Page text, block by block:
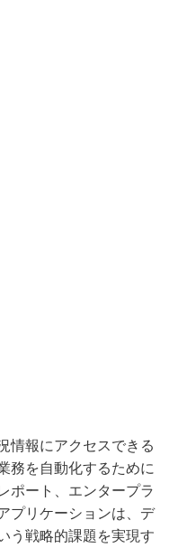
情報にアクセスできる
務を自動化するために
ポート、エンタープラ
プリケーションは、デ
う戦略的課題を実現す